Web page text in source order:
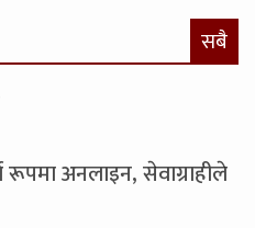
सबै
रूपमा अनलाइन, सेवाग्राहीले